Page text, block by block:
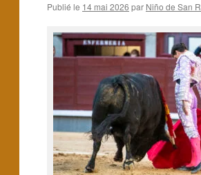
Publié le 14 mai 2026 par Niño de San